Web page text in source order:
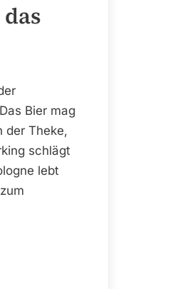
Bier mag
der Theke,
schlägt
lebt